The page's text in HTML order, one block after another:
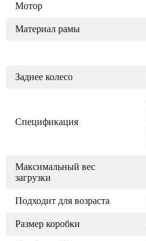
Мотор
Материал рамы
Заднее колесо
Спецификация
Максимальный вес
загрузки
Подходит для возраста
Размер коробки